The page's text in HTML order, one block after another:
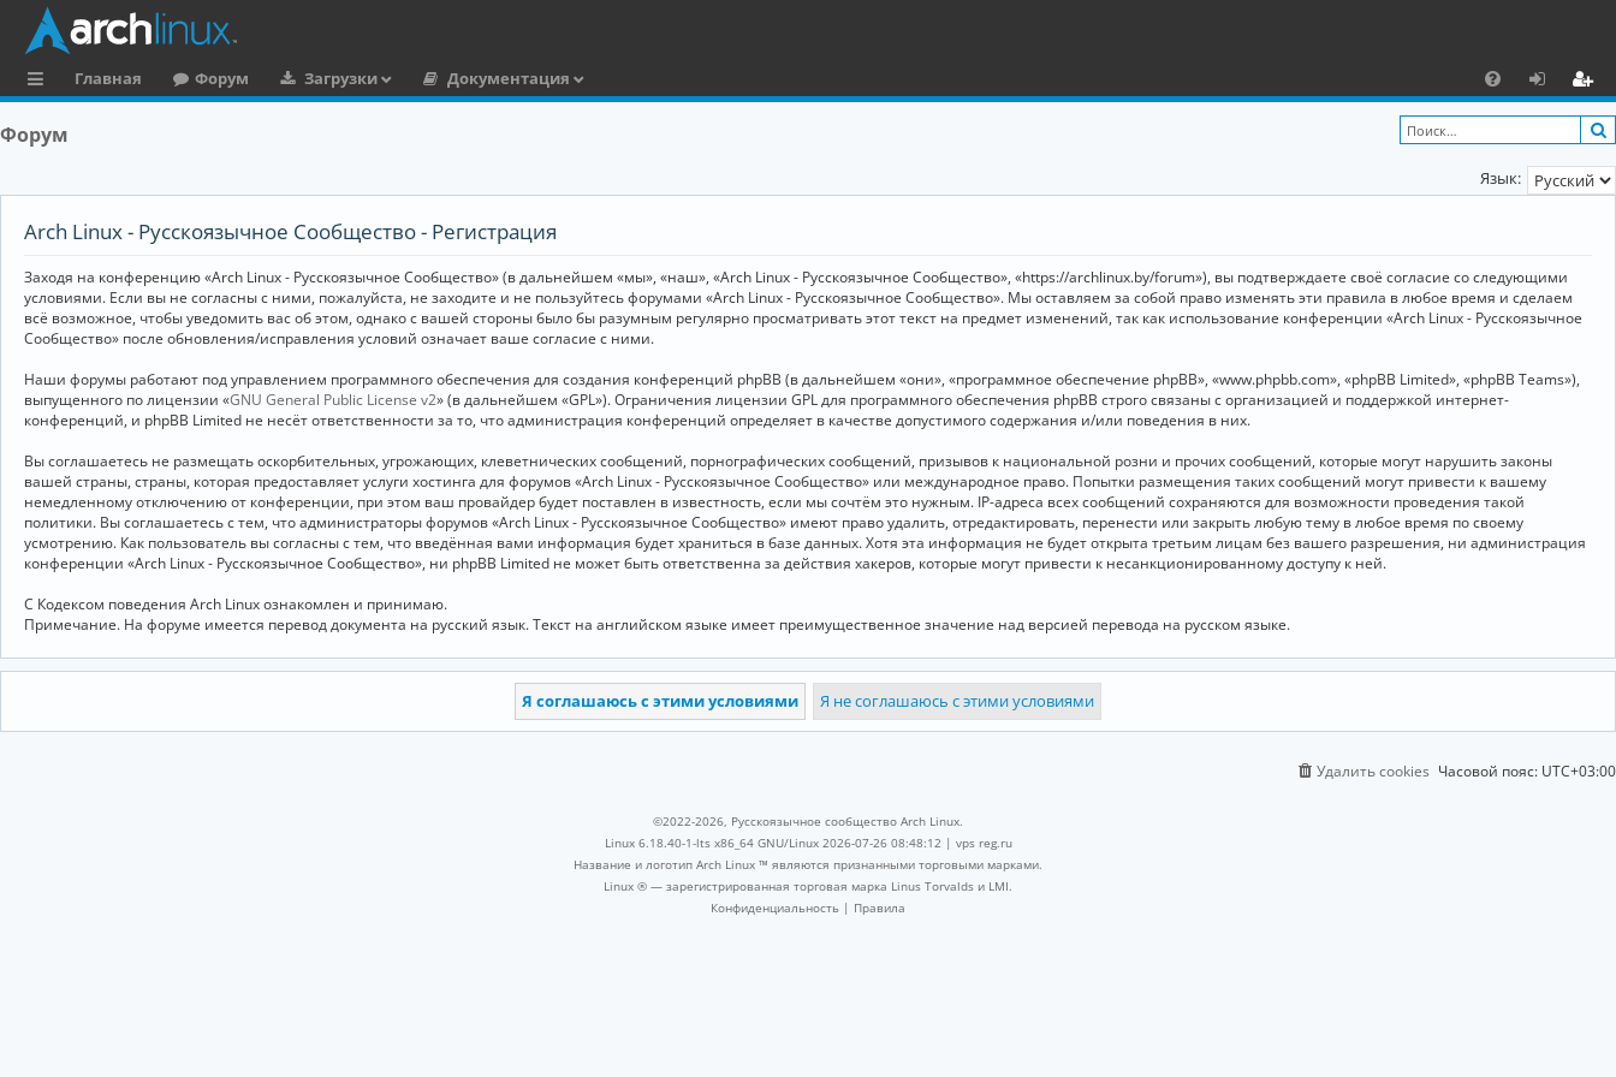
ы
к
Главная Форум Загрузки
Документация
F
A
Q
х
о
д
ег
и
ст
и
Форум
Язык:
Arch Linux - Русскоязычное Сообщество - Регистрация
Заходя на конференцию «Arch Linux - Русскоязычное Сообщество» (в дальнейшем «мы», «наш», «Arch Linux - Русскоязычное Сообщество», «https://archlinux.by/forum»), вы подтверждаете своё согласие со следующими
условиями. Если вы не согласны с ними, пожалуйста, не заходите и не пользуйтесь форумами «Arch Linux - Русскоязычное Сообщество». Мы оставляем за собой право изменять эти правила в любое время и сделаем
всё возможное, чтобы уведомить вас об этом, однако с вашей стороны было бы разумным регулярно просматривать этот текст на предмет изменений, так как использование конференции «Arch Linux - Русскоязычное
Сообщество» после обновления/исправления условий означает ваше согласие с ними.
Наши форумы работают под управлением программного обеспечения для создания конференций phpBB (в дальнейшем «они», «программное обеспечение phpBB», «www.phpbb.com», «phpBB Limited», «phpBB Teams»),
выпущенного по лицензии «GNU General Public License v2» (в дальнейшем «GPL»). Ограничения лицензии GPL для программного обеспечения phpBB строго связаны с организацией и поддержкой интернет-
конференций, и phpBB Limited не несёт ответственности за то, что администрация конференций определяет в качестве допустимого содержания и/или поведения в них.
Вы соглашаетесь не размещать оскорбительных, угрожающих, клеветнических сообщений, порнографических сообщений, призывов к национальной розни и прочих сообщений, которые могут нарушить законы
вашей страны, страны, которая предоставляет услуги хостинга для форумов «Arch Linux - Русскоязычное Сообщество» или международное право. Попытки размещения таких сообщений могут привести к вашему
немедленному отключению от конференции, при этом ваш провайдер будет поставлен в известность, если мы сочтём это нужным. IP-адреса всех сообщений сохраняются для возможности проведения такой
политики. Вы соглашаетесь с тем, что администраторы форумов «Arch Linux - Русскоязычное Сообщество» имеют право удалить, отредактировать, перенести или закрыть любую тему в любое время по своему
усмотрению. Как пользователь вы согласны с тем, что введённая вами информация будет храниться в базе данных. Хотя эта информация не будет открыта третьим лицам без вашего разрешения, ни администрация
конференции «Arch Linux - Русскоязычное Сообщество», ни phpBB Limited не может быть ответственна за действия хакеров, которые могут привести к несанкционированному доступу к ней.
С Кодексом поведения Arch Linux ознакомлен и принимаю.
Примечание. На форуме имеется перевод документа на русский язык. Текст на английском языке имеет преимущественное значение над версией перевода на русском языке.
Часовой пояс: UTC+03:00
Удалить cookies
©2022-2026, Русскоязычное сообщество Arch Linux.
Linux 6.18.40-1-lts x86_64 GNU/Linux 2026-07-26 08:48:12 | vps reg.ru
Название и логотип Arch Linux ™ являются признанными торговыми марками.
Linux ® — зарегистрированная торговая марка Linus Torvalds и LMI.
Конфиденциальность | Правила